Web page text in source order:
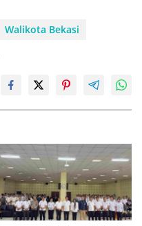
Walikota Bekasi